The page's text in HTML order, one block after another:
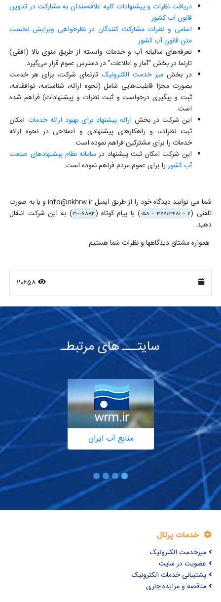
دریافت نظرات و پیشنهادات کلیه علاقه‌مندان به مشارکت در تدوین
قانون آب کشور
اسامی و نظرات مشارکت کنندگان در نظرخواهی ویرایش نخست
متن قانون آب کشور
تعرفه‌های سالیانه آب و خدمات وابسته از طریق منوی بالا (افقی)
تارنما در بخش "آمار و اطلاعات" در دسترس عموم قرار می‌گیرد.
در بخشمیز خدمت الکترونیک تارنمای شرکت، برای هر خدمت
بصورت مجزا قابلیت‌هایی شامل (نحوه ارائه، شناسنامه، توافقنامه،
ثبت و پیگیری درخواست و ثبت نظرات و پیشنهادات) فراهم شده
است.
این شرکت در بخش ارائه پیشنهاد برای بهبود ارائه خدمات امکان
ثبت نظرات، و راهکارهای پیشنهادی و اصلاحی در نحوه ارائه
خدمات را برای مشترکین فراهم نموده است.
این شرکت امکان ثبت پیشنهاد در سامانه نظام پیشنهادهای صنعت
آب کشور را برای عموم مردم فراهم نموده است.
شما می توانید دیدگاه خود را از طریق ایمیلinfo@nkhrw.ir و یا به صورت
تلفنی (2 - 32263281 - 058 ) یا پیام کوتاه (30006883) به این شرکت انتقال
دهید.
همواره مشتاق دیدگاهها و نظرات شما هستیم
20658
سایتـــ های مرتبطـ
منابع آب ایران
خدمات پرتال
میزخدمت الکترونیک
عضویت در سایت
پشتیبانی خدمات الکترونیک
مناقصه و مزایده جاری